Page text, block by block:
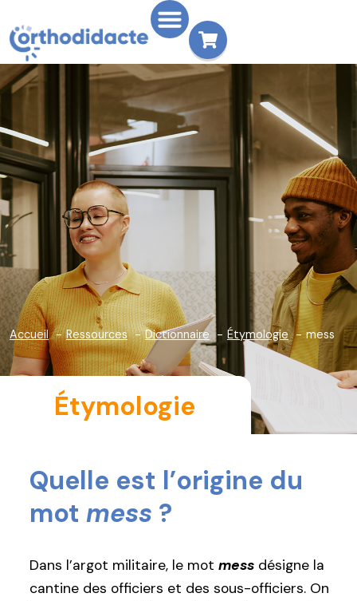
Accueil Ressources Dictionnaire Étymologie mess
Étymologie
Quelle est l’origine du
mot mess ?
Dans l’argot militaire, le mot mess désigne la
cantine des officiers et des sous-officiers. On